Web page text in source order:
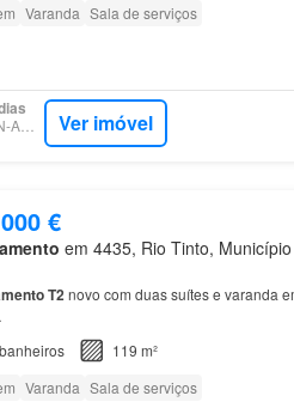
Varanda Sala de serviços
GREEN-ACRES Ver imóvel
€
em 4435, Rio Tinto,
T2novo com duas suítes e varanda
banheiros
119 m²
Varanda Sala de serviços